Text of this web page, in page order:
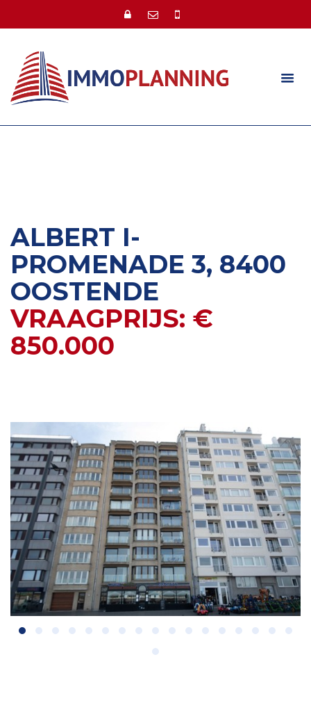
ALBERT I-
PROMENADE 3, 8400
OOSTENDE
VRAAGPRIJS: €
850.000